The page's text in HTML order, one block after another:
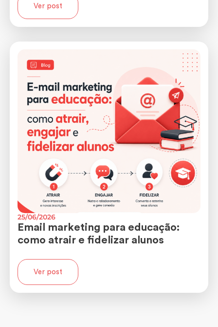
Ver post
25/06/2026
Email marketing para educação:
como atrair e fidelizar alunos
Ver post